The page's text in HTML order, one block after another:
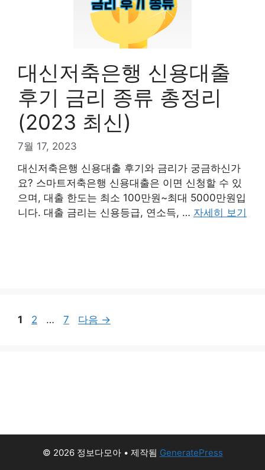
대신저축은행 신용대출
후기 금리 종류 총정리
(2023 최신)
7월 17, 2023
대신저축은행 신용대출 후기와 금리가 궁금하신가
요? 스마트저축은행 신용대출은 이면 신청할 수 있
으며, 대출 한도는 최소 100만원~최대 5000만원입
니다. 대출 금리는 신용등급, 연소득, … 자세히 보기
페
1
페
2 …
페
7 다음 →
© 2026 정보다모아• 제작됨 GeneratePress